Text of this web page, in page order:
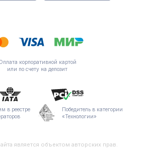
корпоративной картой
или по счету на депозит
в реестре
Победитель в категории
«Технологии»
является объектом авторских прав.